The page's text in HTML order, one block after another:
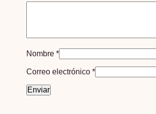
Nombre *
Correo electrónico *